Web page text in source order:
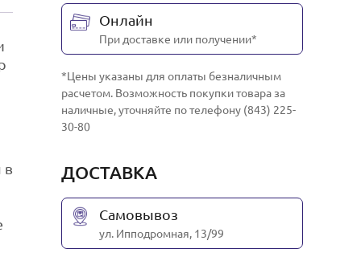
в
Онлайн
При доставке или получении*
*Цены указаны для оплаты безналичным
расчетом. Возможность покупки товара за
наличные, уточняйте по телефону (843) 225-
30-80
ДОСТАВКА
Самовывоз
ул. Ипподромная, 13/99